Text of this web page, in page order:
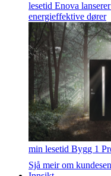
lesetid Enova
energieffektive dører
min lesetid Bygg 1
Sjå meir om